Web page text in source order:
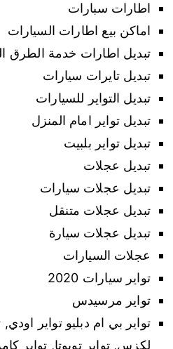
اطارات سبارات
اماكن بيع اطارات السيارات
تبديل اطارات خدمة الطرق
تبديل تايرات سيارات
تبديل التواير للسيارات
تبديل تواير امام المنزل
تبديل تواير بلبيت
تبديل عجلات
تبديل عجلات سيارات
تبديل عجلات متنقل
تبديل عجلات سيارة
عجلات السيارات
تواير سيارات 2020
تواير مرسيدس
تواير بي ام دبليو تواير اودي,
لكزس, تواير تويوتا, تواير